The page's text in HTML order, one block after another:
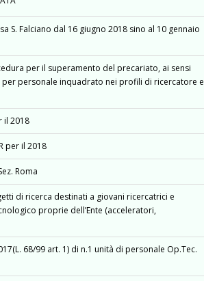
S. Falciano dal 16 giugno 2018 sino al 10 gennaio
per il superamento del precariato, ai sensi
per personale inquadrato nei profili di ricercatore e
il 2018
per il 2018
Roma
di ricerca destinati a giovani ricercatrici e
proprie dell’Ente (acceleratori,
68/99 art. 1) di n.1 unità di personale Op.Tec.